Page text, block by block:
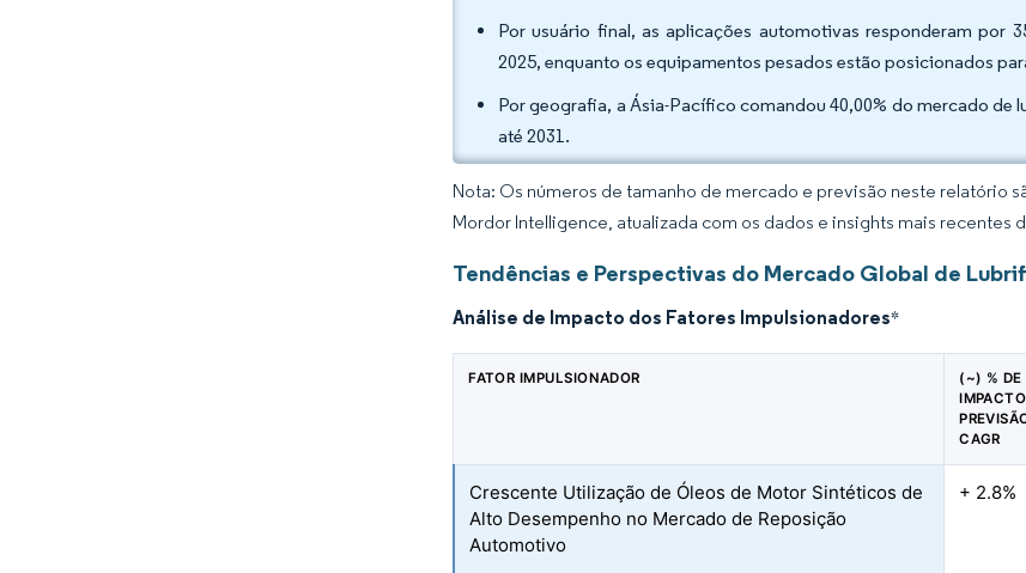
Por usuário final, as aplicações automotivas responderam por
2025, enquanto os equipamentos pesados estão posicionados
Por geografia, a Ásia-Pacífico comandou 40,00% do mercado de
até 2031.
Nota: Os números de tamanho de mercado e previsão neste relatório
Mordor Intelligence, atualizada com os dados e insights mais recentes
Tendências e Perspectivas do Mercado Global de
Análise de Impacto dos Fatores Impulsionadores*
FATOR IMPULSIONADOR
(~) % DE
CAGR
Crescente Utilização de Óleos de Motor Sintéticos de
Alto Desempenho no Mercado de Reposição
Automotivo
+ 2.8%